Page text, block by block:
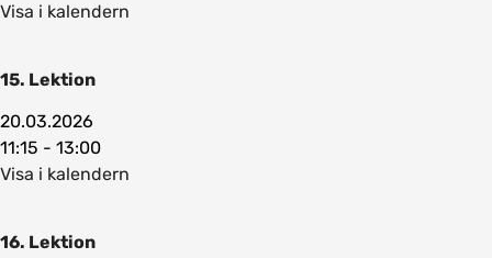
Visa i kalendern
15. Lektion
20.03.2026
11:15 - 13:00
Visa i kalendern
16. Lektion